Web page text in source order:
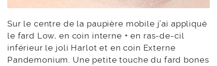
Sur le centre de la paupière mobile j’ai appliqué
le fard Low, en coin interne + en ras-de-cil
inférieur le joli Harlot et en coin Externe
Pandemonium. Une petite touche du fard bones